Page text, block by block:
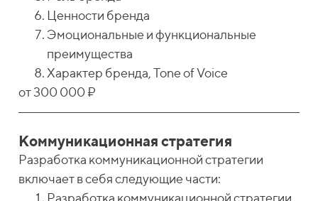
Ценности бренда
Эмоциональные и функциональные
преимущества
Характер бренда, Tone of Voice
от 300 000 ₽
Коммуникационная стратегия
Разработка коммуникационной стратегии
включает в себя следующие части:
Разработка коммуникационной стратегии